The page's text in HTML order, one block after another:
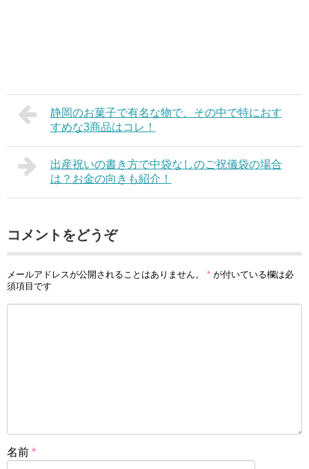
静岡のお菓子で有名な物で、その中で特におす
すめな3商品はコレ！
出産祝いの書き方で中袋なしのご祝儀袋の場合
は？お金の向きも紹介！
コメントをどうぞ
メールアドレスが公開されることはありません。 * が付いている欄は必
須項目です
名前 *